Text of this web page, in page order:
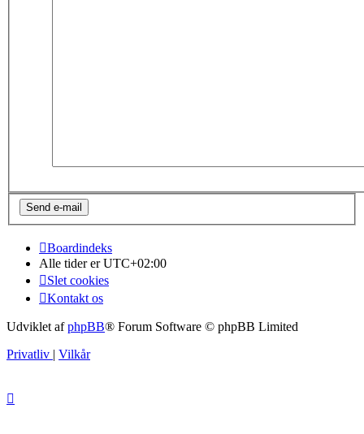
Boardindeks
Alle tider erUTC+02:00
Slet cookies
Kontakt os
Udviklet afphpBB® Forum Software © phpBB Limited
Privatliv
Vilkår